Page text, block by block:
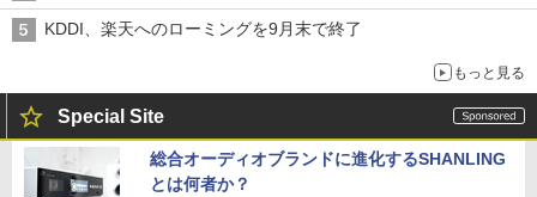
KDDI、楽天へのローミングを9月末で終了
もっと見る
Special Site
総合オーディオブランドに進化するSHANLING
とは何者か？